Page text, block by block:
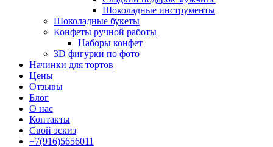
Шоколадные инструменты
Шоколадные букеты
Конфеты ручной работы
Наборы конфет
3D фигурки по фото
Начинки для тортов
Цены
Отзывы
Блог
О нас
Контакты
Свой эскиз
+7(916)5656011